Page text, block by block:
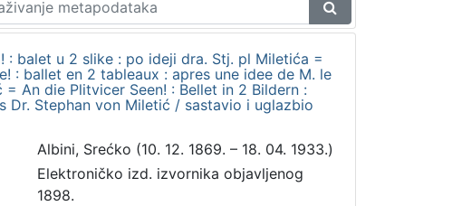
: balet u 2 slike : po ideji dra. Stj. pl Miletića =
: ballet en 2 tableaux : apres une idee de M. le
An die Plitvicer Seen! : Bellet in 2 Bildern :
Dr. Stephan von Miletić / sastavio i uglazbio
Albini, Srećko (10. 12. 1869. – 18. 04. 1933.)
Elektroničko izd. izvornika objavljenog
1898.